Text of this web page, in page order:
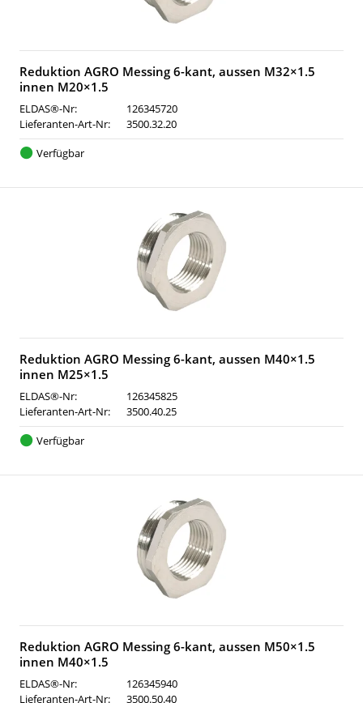
Reduktion AGRO Messing 6-kant, aussen M32×1.5
innen M20×1.5
ELDAS®-Nr:
126345720
Lieferanten-Art-Nr:
3500.32.20
Verfügbar
Reduktion AGRO Messing 6-kant, aussen M40×1.5
innen M25×1.5
ELDAS®-Nr:
126345825
Lieferanten-Art-Nr:
3500.40.25
Verfügbar
Reduktion AGRO Messing 6-kant, aussen M50×1.5
innen M40×1.5
ELDAS®-Nr:
126345940
Lieferanten-Art-Nr:
3500.50.40